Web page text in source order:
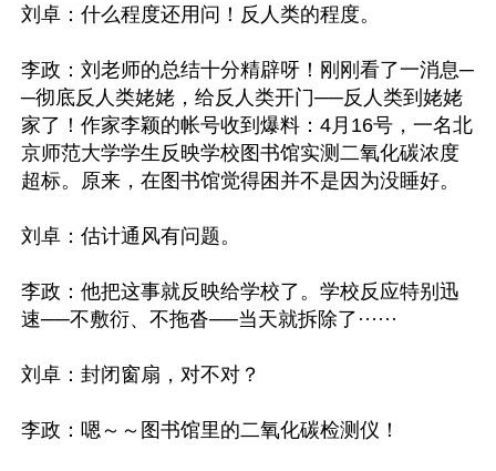
刘卓：什么程度还用问！反人类的程度。
李政：刘老师的总结十分精辟呀！刚刚看了一消息─
─彻底反人类姥姥，给反人类开门──反人类到姥姥
家了！作家李颖的帐号收到爆料：4月16号，一名北
京师范大学学生反映学校图书馆实测二氧化碳浓度
超标。原来，在图书馆觉得困并不是因为没睡好。
刘卓：估计通风有问题。
李政：他把这事就反映给学校了。学校反应特别迅
速──不敷衍、不拖沓──当天就拆除了······
刘卓：封闭窗扇，对不对？
李政：嗯～～图书馆里的二氧化碳检测仪！